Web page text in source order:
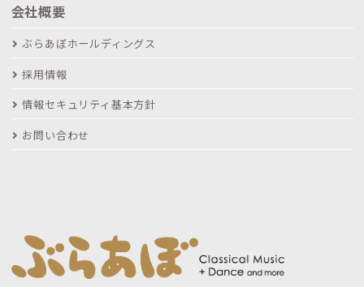
会社概要
ぶらあぼホールディングス
採用情報
情報セキュリティ基本方針
お問い合わせ